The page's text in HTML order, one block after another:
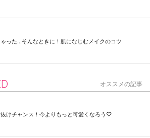
った...そんなときに！肌になじむメイクのコツ
オススメの記事
けチャンス！今よりもっと可愛くなろう♡